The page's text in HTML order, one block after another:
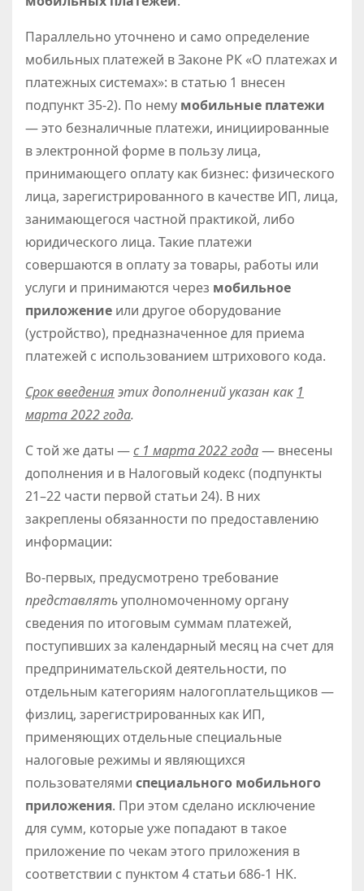
Параллельно уточнено и само определение
мобильных платежей в Законе РК «О платежах и
платежных системах»: в статью 1 внесен
подпункт 35-2). По нему мобильные платежи
— это безналичные платежи, инициированные
в электронной форме в пользу лица,
принимающего оплату как бизнес: физического
лица, зарегистрированного в качестве ИП, лица,
занимающегося частной практикой, либо
юридического лица. Такие платежи
совершаются в оплату за товары, работы или
услуги и принимаются через мобильное
приложение или другое оборудование
(устройство), предназначенное для приема
платежей с использованием штрихового кода.
Срок введения этих дополнений указан как 1
марта 2022 года.
С той же даты —с 1 марта 2022 года— внесены
дополнения и в Налоговый кодекс (подпункты
21–22 части первой статьи 24). В них
закреплены обязанности по предоставлению
информации:
Во-первых, предусмотрено требование
представлятьуполномоченному органу
сведения по итоговым суммам платежей,
поступивших за календарный месяц на счет для
предпринимательской деятельности, по
отдельным категориям налогоплательщиков —
физлиц, зарегистрированных как ИП,
применяющих отдельные специальные
налоговые режимы и являющихся
пользователями специального мобильного
приложения. При этом сделано исключение
для сумм, которые уже попадают в такое
приложение по чекам этого приложения в
соответствии с пунктом 4 статьи 686-1 НК.